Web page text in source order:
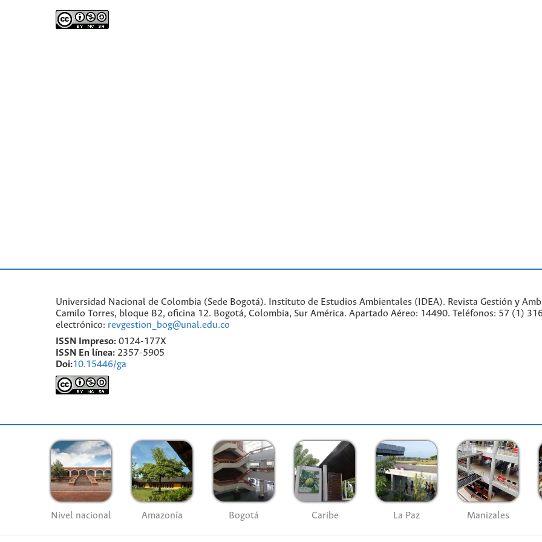
Universidad Nacional de Colombia (Sede Bogotá). Instituto de Estudios Ambientales (IDEA). Revista Gestión y
Camilo Torres, bloque B2, oficina 12. Bogotá, Colombia, Sur América. Apartado Aéreo: 14490. Teléfonos: 57 (1)
electrónico: revgestion_bog@unal.edu.co
ISSN Impreso: 0124-177X
ISSN En línea: 2357-5905
Doi:10.15446/ga
Nivel nacional Amazonía Bogotá Caribe La Paz Manizales